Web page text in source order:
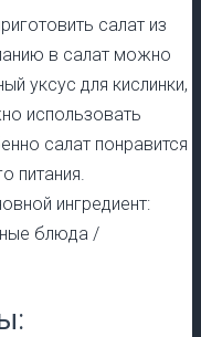
салат из
в салат можно
уксус для кислинки,
использовать
салат понравится
питания.
ингредиент:
блюда /